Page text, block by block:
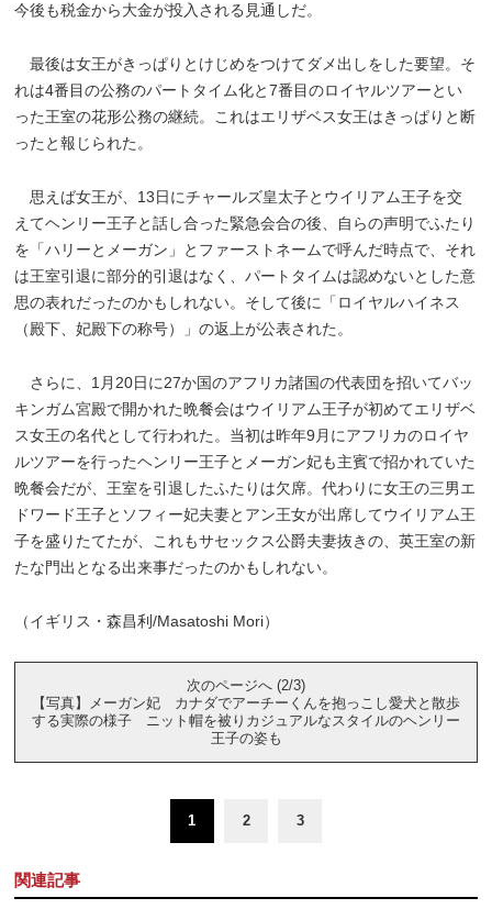
今後も税金から大金が投入される見通しだ。
最後は女王がきっぱりとけじめをつけてダメ出しをした要望。そ
れは4番目の公務のパートタイム化と7番目のロイヤルツアーとい
った王室の花形公務の継続。これはエリザベス女王はきっぱりと断
ったと報じられた。
思えば女王が、13日にチャールズ皇太子とウイリアム王子を交
えてヘンリー王子と話し合った緊急会合の後、自らの声明でふたり
を「ハリーとメーガン」とファーストネームで呼んだ時点で、それ
は王室引退に部分的引退はなく、パートタイムは認めないとした意
思の表れだったのかもしれない。そして後に「ロイヤルハイネス
（殿下、妃殿下の称号）」の返上が公表された。
さらに、1月20日に27か国のアフリカ諸国の代表団を招いてバッ
キンガム宮殿で開かれた晩餐会はウイリアム王子が初めてエリザベ
ス女王の名代として行われた。当初は昨年9月にアフリカのロイヤ
ルツアーを行ったヘンリー王子とメーガン妃も主賓で招かれていた
晩餐会だが、王室を引退したふたりは欠席。代わりに女王の三男エ
ドワード王子とソフィー妃夫妻とアン王女が出席してウイリアム王
子を盛りたてたが、これもサセックス公爵夫妻抜きの、英王室の新
たな門出となる出来事だったのかもしれない。
（イギリス・森昌利/Masatoshi Mori）
次のページへ (2/3)
【写真】メーガン妃 カナダでアーチーくんを抱っこし愛犬と散歩
する実際の様子 ニット帽を被りカジュアルなスタイルのヘンリー
王子の姿も
1 2 3
関連記事